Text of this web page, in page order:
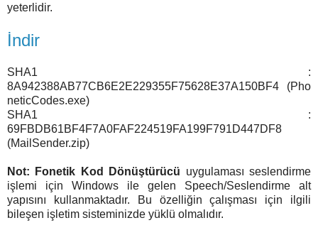
yeterlidir.
İndir
SHA1 :
8A942388AB77CB6E2E229355F75628E37A150BF4 (Pho
neticCodes.exe)
SHA1 :
69FBDB61BF4F7A0FAF224519FA199F791D447DF8
(MailSender.zip)
Not: Fonetik Kod Dönüştürücü uygulaması seslendirme
işlemi için Windows ile gelen Speech/Seslendirme alt
yapısını kullanmaktadır. Bu özelliğin çalışması için ilgili
bileşen işletim sisteminizde yüklü olmalıdır.